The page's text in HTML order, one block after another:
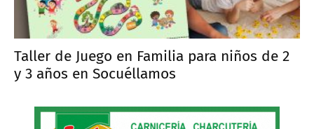
Taller de Juego en Familia para niños de 2
y 3 años en Socuéllamos